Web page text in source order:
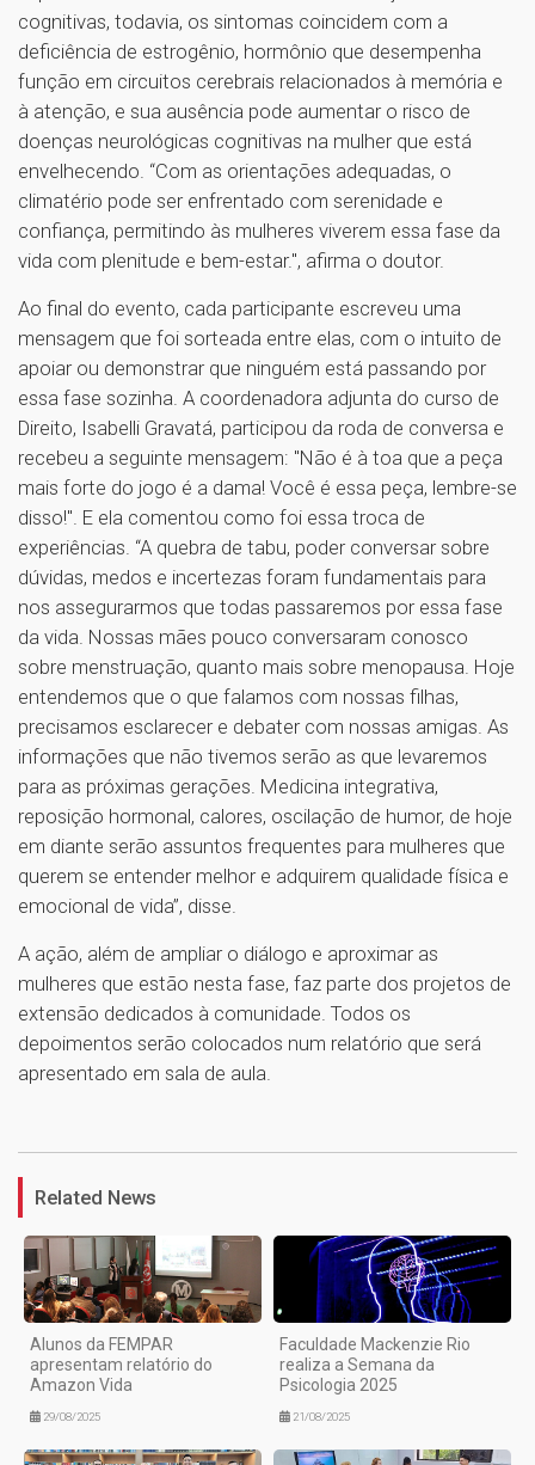
cognitivas, todavia, os sintomas coincidem com a
deficiência de estrogênio, hormônio que desempenha
função em circuitos cerebrais relacionados à memória e
à atenção, e sua ausência pode aumentar o risco de
doenças neurológicas cognitivas na mulher que está
envelhecendo. “Com as orientações adequadas, o
climatério pode ser enfrentado com serenidade e
confiança, permitindo às mulheres viverem essa fase da
vida com plenitude e bem-estar.", afirma o doutor.
Ao final do evento, cada participante escreveu uma
mensagem que foi sorteada entre elas, com o intuito de
apoiar ou demonstrar que ninguém está passando por
essa fase sozinha. A coordenadora adjunta do curso de
Direito, Isabelli Gravatá, participou da roda de conversa e
recebeu a seguinte mensagem: "Não é à toa que a peça
mais forte do jogo é a dama! Você é essa peça, lembre-se
disso!". E ela comentou como foi essa troca de
experiências. “A quebra de tabu, poder conversar sobre
dúvidas, medos e incertezas foram fundamentais para
nos assegurarmos que todas passaremos por essa fase
da vida. Nossas mães pouco conversaram conosco
sobre menstruação, quanto mais sobre menopausa. Hoje
entendemos que o que falamos com nossas filhas,
precisamos esclarecer e debater com nossas amigas. As
informações que não tivemos serão as que levaremos
para as próximas gerações. Medicina integrativa,
reposição hormonal, calores, oscilação de humor, de hoje
em diante serão assuntos frequentes para mulheres que
querem se entender melhor e adquirem qualidade física e
emocional de vida”, disse.
A ação, além de ampliar o diálogo e aproximar as
mulheres que estão nesta fase, faz parte dos projetos de
extensão dedicados à comunidade. Todos os
depoimentos serão colocados num relatório que será
apresentado em sala de aula.
Related News
Alunos da FEMPAR
apresentam relatório do
Amazon Vida
29/08/2025
Faculdade Mackenzie Rio
realiza a Semana da
Psicologia 2025
21/08/2025